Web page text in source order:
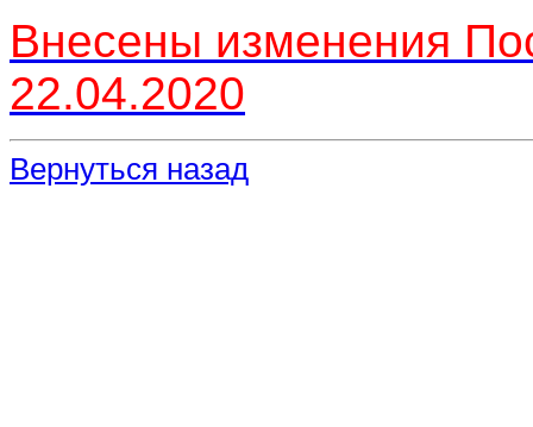
Внесены изменения
22.04.2020
Вернуться назад